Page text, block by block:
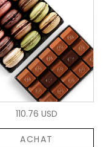
110.76 USD
ACHAT